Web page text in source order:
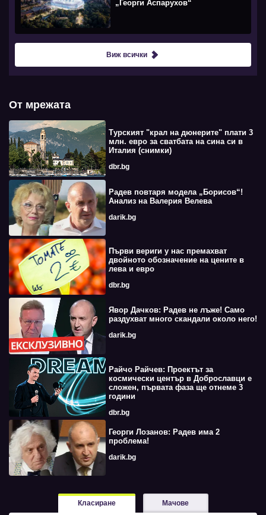
„Георги Аспарухов“
Виж всички
От мрежата
Турският "крал на дюнерите" плати 3
млн. евро за сватбата на сина си в
Италия (снимки)
dbr.bg
Радев повтаря модела „Борисов“!
Анализ на Валерия Велева
darik.bg
Първи вериги у нас премахват
двойното обозначение на цените в
лева и евро
dbr.bg
Явор Дачков: Радев не лъже! Само
раздухват много скандали около него!
darik.bg
Райчо Райчев: Проектът за
космически център в Доброславци е
сложен, първата фаза ще отнеме 3
години
dbr.bg
Георги Лозанов: Радев има 2
проблема!
darik.bg
Класиране Мачове